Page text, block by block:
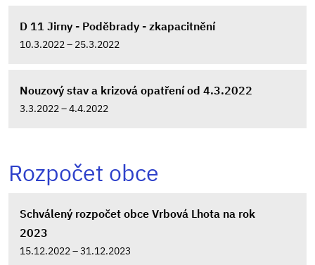
D 11 Jirny - Poděbrady - zkapacitnění
10.3.2022 – 25.3.2022
Nouzový stav a krizová opatření od 4.3.2022
3.3.2022 – 4.4.2022
Rozpočet obce
Schválený rozpočet obce Vrbová Lhota na rok
2023
15.12.2022 – 31.12.2023